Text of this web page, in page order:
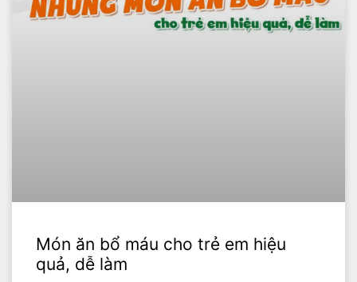
Món ăn bổ máu cho trẻ em hiệu
quả, dễ làm